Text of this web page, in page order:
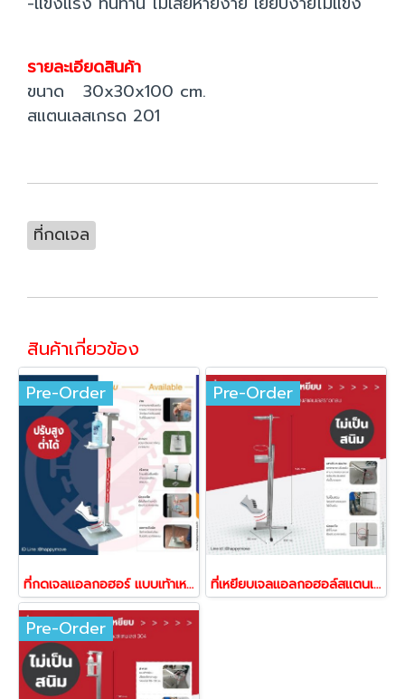
รายละเอียดสินค้า
ขนาด 30x30x100 cm.
สแตนเลสเกรด 201
ที่กดเจล
สินค้าเกี่ยวข้อง
Pre-Order
ที่กดเจลแอลกอฮอร์ แบบเท้าเหยียบ Happy move พร้อมส่ง
Pre-Order
ที่เหยียบเจลแอลกอฮอล์สแตนเลส 201 แบบกลม
Pre-Order